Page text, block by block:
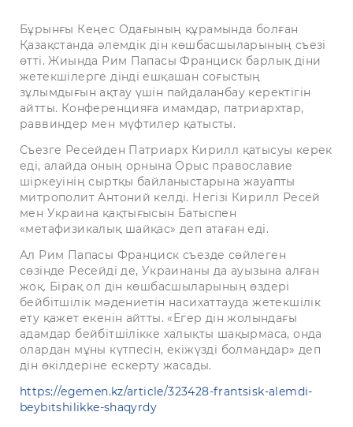
Бұрынғы Кеңес Одағының құра­мын­да болған
Қазақстанда әлемдік дін көшбасшыларының съезі
өтті. Жиында Рим Папасы Франциск барлық діни
жетекшілерге дінді еш­қашан соғыстың
зұлымдығын ақтау үшін пайдаланбау керектігін
айтты. Конференцияға имамдар, патриархтар,
раввиндер мен мүфтилер қатысты.
Съезге Ресейден Патриарх Кирилл қатысуы керек
еді, алайда оның орнына Орыс православие
шіркеуінің сыртқы байланыстарына жауапты
митрополит Антоний келді. Негізі Кирилл Ресей
мен Украина қақтығысын Батыспен
«метафизикалық шайқас» деп атаған еді.
Ал Рим Папасы Франциск съезде сөйлеген
сөзінде Ресейді де, Украинаны да ауызына алған
жоқ. Бірақ ол дін көшбасшыларының өздері
бейбітшілік мәдениетін насихаттауда жетекшілік
ету қажет екенін айтты. «Егер дін жолындағы
адамдар бейбітшілікке халықты шақырмаса, онда
олардан мұны күтпесін, екіжүзді болмаңдар» деп
дін өкілдеріне ескерту жасады.
https://egemen.kz/article/323428-frantsisk-alemdi-
beybitshilikke-shaqyrdy